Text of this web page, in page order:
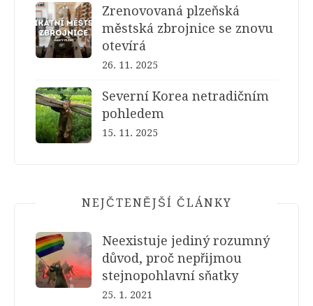
Zrenovovaná plzeňská
městská zbrojnice se znovu
otevírá
26. 11. 2025
Severní Korea netradičním
pohledem
15. 11. 2025
NEJČTENĚJŠÍ ČLÁNKY
Neexistuje jediný rozumný
důvod, proč nepřijmou
stejnopohlavní sňatky
25. 1. 2021